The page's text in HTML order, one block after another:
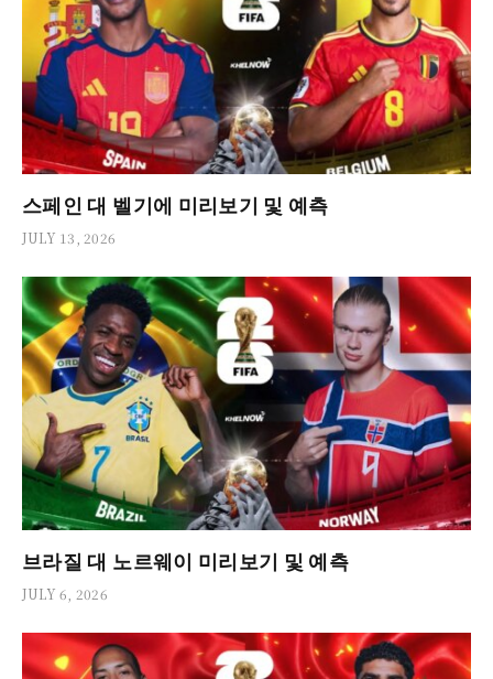
스페인 대 벨기에 미리보기 및 예측
JULY 13, 2026
브라질 대 노르웨이 미리보기 및 예측
JULY 6, 2026